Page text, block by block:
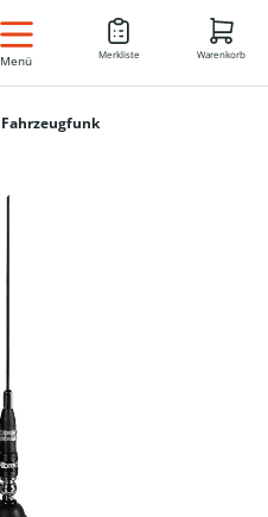
DE
Menü Merkliste Warenkorb
Fahrzeugfunk